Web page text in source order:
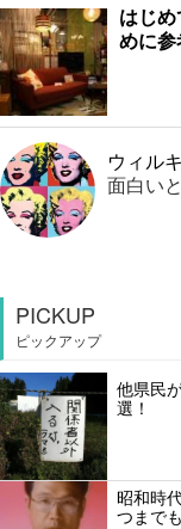
はじ
めに
ウィル
面白い
PICKUP
ピックアップ
他県民
選！
昭和時
つまで